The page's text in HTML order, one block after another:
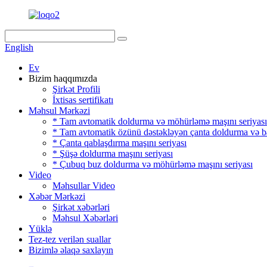
English
Ev
Bizim haqqımızda
Şirkət Profili
İxtisas sertifikatı
Məhsul Mərkəzi
* Tam avtomatik doldurma və möhürləmə maşını seriyası
* Tam avtomatik özünü dəstəkləyən çanta doldurma və
* Çanta qablaşdırma maşını seriyası
* Şüşə doldurma maşını seriyası
* Çubuq buz doldurma və möhürləmə maşını seriyası
Video
Məhsullar Video
Xəbər Mərkəzi
Şirkət xəbərləri
Məhsul Xəbərləri
Yüklə
Tez-tez verilən suallar
Bizimlə əlaqə saxlayın